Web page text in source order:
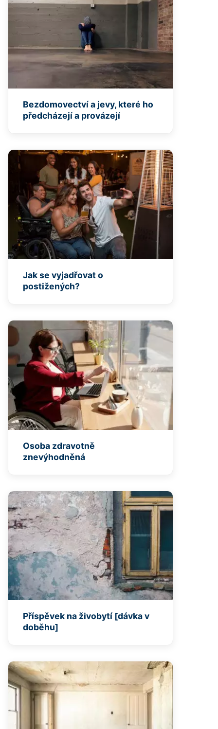
Bezdomovectví a jevy, které ho
předcházejí a provázejí
Jak se vyjadřovat o
postižených?
Osoba zdravotně
znevýhodněná
Příspěvek na živobytí [dávka v
doběhu]